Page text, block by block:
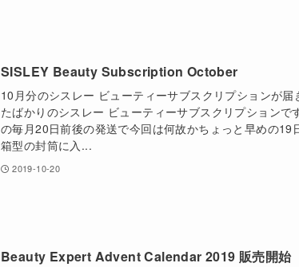
SISLEY Beauty Subscription October
10月分のシスレー ビューティーサブスクリプションが届
たばかりのシスレー ビューティーサブスクリプションで
の毎月20日前後の発送で今回は何故かちょっと早めの19
箱型の封筒に入...
2019-10-20
Beauty Expert Advent Calendar 2019 販売開始